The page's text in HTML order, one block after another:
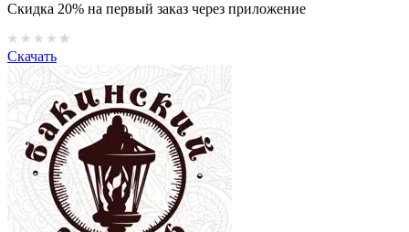
Скидка 20% на первый заказ через приложение
Скачать